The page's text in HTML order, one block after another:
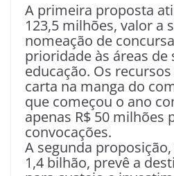
A primeira proposta
123,5 milhões, valor a
nomeação de
prioridade às áreas de
educação. Os
carta na manga do
que começou o ano
apenas R$ 50 milhões
convocações.
A segunda
1,4 bilhão, prevê a